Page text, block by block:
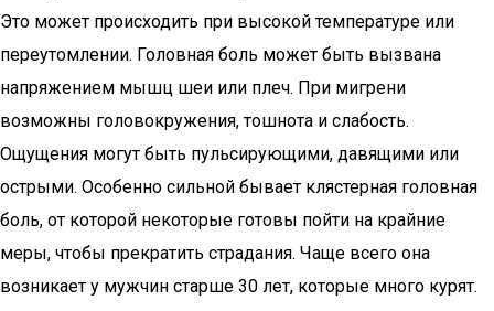
Это может происходить при высокой температуре или
переутомлении. Головная боль может быть вызвана
напряжением мышц шеи или плеч. При мигрени
возможны головокружения, тошнота и слабость.
Ощущения могут быть пульсирующими, давящими или
острыми. Особенно сильной бывает клястерная головная
боль, от которой некоторые готовы пойти на крайние
меры, чтобы прекратить страдания. Чаще всего она
возникает у мужчин старше 30 лет, которые много курят.